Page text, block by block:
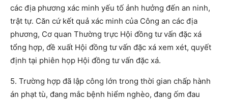
các địa phương xác minh yếu tố ảnh hưởng đến an ninh,
trật tự. Căn cứ kết quả xác minh của Công an các địa
phương, Cơ quan Thường trực Hội đồng tư vấn đặc xá
tổng hợp, đề xuất Hội đồng tư vấn đặc xá xem xét, quyết
định tại phiên họp Hội đồng tư vấn đặc xá.
5. Trường hợp đã lập công lớn trong thời gian chấp hành
án phạt tù, đang mắc bệnh hiểm nghèo, đang ốm đau